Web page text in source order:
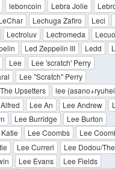
leboncoin Lebra Jolie
Lechuga Zafiro Leci
Lectroluv Lectromeda
Led Zeppelin III Ledd
Lee
Lee 'scratch' Perry
Lee "Scratch" Perry
Upsetters
lee
Lee An Lee Andrew
Lee Burridge
Lee Burton
Lee Coombs
Lee
Lee Curreri
Lee Dodou/
Lee Evans
Lee Fields